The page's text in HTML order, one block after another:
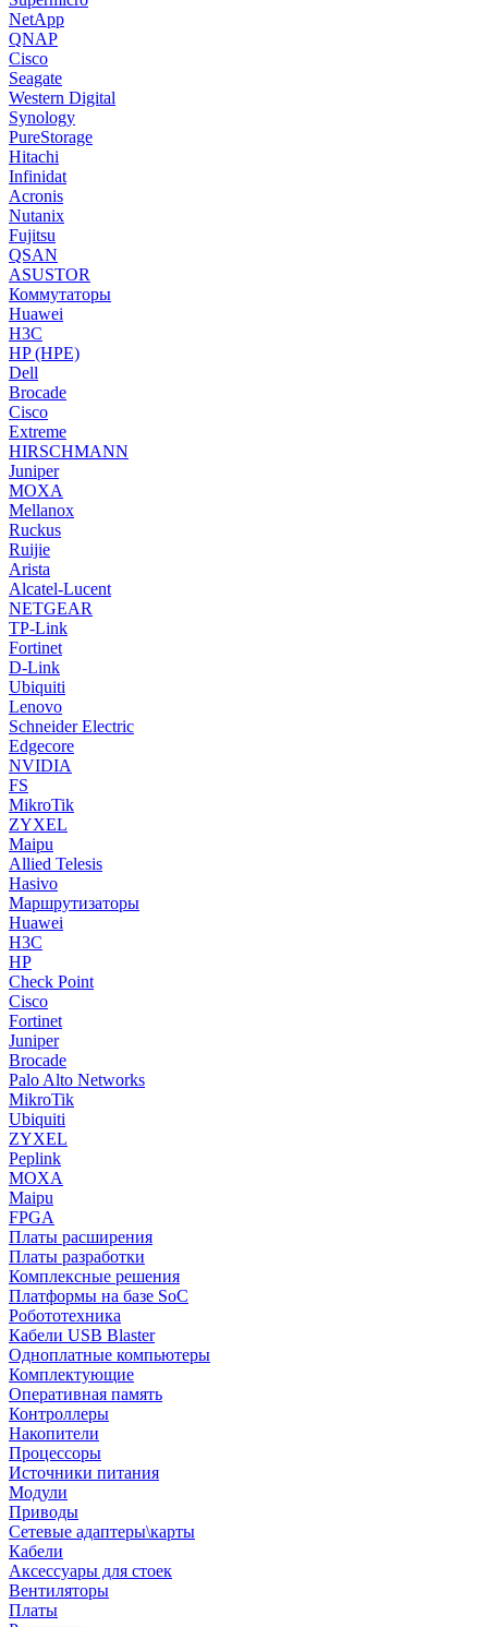
NetApp
QNAP
Cisco
Seagate
Western Digital
Synology
PureStorage
Hitachi
Infinidat
Acronis
Nutanix
Fujitsu
QSAN
ASUSTOR
Коммутаторы
Huawei
H3C
HP (HPE)
Dell
Brocade
Cisco
Extreme
HIRSCHMANN
Juniper
MOXA
Mellanox
Ruckus
Ruijie
Arista
Alcatel-Lucent
NETGEAR
TP-Link
Fortinet
D-Link
Ubiquiti
Lenovo
Schneider Electric
Edgecore
NVIDIA
FS
MikroTik
ZYXEL
Maipu
Allied Telesis
Hasivo
Маршрутизаторы
Huawei
H3C
HP
Check Point
Cisco
Fortinet
Juniper
Brocade
Palo Alto Networks
MikroTik
Ubiquiti
ZYXEL
Peplink
MOXA
Maipu
FPGA
Платы расширения
Платы разработки
Комплексные решения
Платформы на базе SoC
Робототехника
Кабели USB Blaster
Одноплатные компьютеры
Комплектующие
Оперативная память
Контроллеры
Накопители
Процессоры
Источники питания
Модули
Приводы
Сетевые адаптеры\карты
Кабели
Аксессуары для стоек
Вентиляторы
Платы